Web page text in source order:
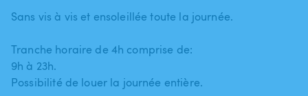
Sans vis à vis et ensoleillée toute la journée.
Tranche horaire de 4h comprise de:
9h à 23h.
Possibilité de louer la journée entière.